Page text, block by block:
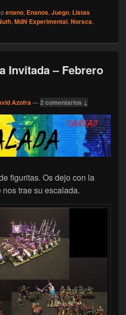
enano, Enanos, Juego, Listas
, MdN Experimental, Norsca,
Invitada – Febrero
Azofra—2 comentarios ↓
figuritas. Os dejo con la
nos trae su escalada.